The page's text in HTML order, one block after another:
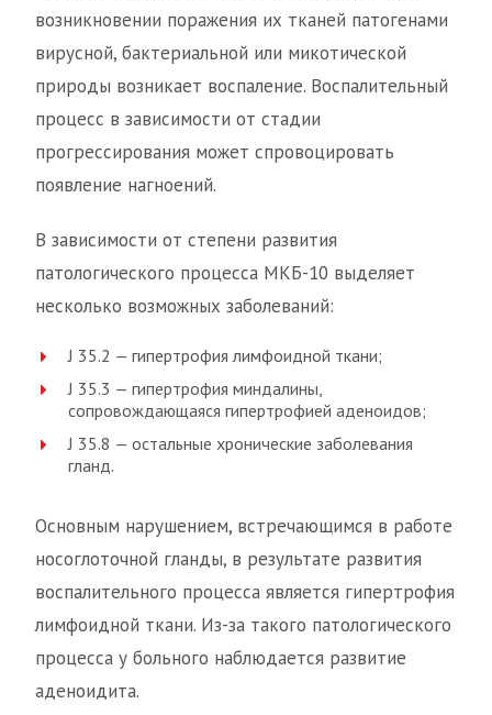
возникновении поражения их тканей патогенами
вирусной, бактериальной или микотической
природы возникает воспаление. Воспалительный
процесс в зависимости от стадии
прогрессирования может спровоцировать
появление нагноений.
В зависимости от степени развития
патологического процесса МКБ-10 выделяет
несколько возможных заболеваний:
J 35.2 — гипертрофия лимфоидной ткани;
J 35.3 — гипертрофия миндалины,
сопровождающаяся гипертрофией аденоидов;
J 35.8 — остальные хронические заболевания
гланд.
Основным нарушением, встречающимся в работе
носоглоточной гланды, в результате развития
воспалительного процесса является гипертрофия
лимфоидной ткани. Из-за такого патологического
процесса у больного наблюдается развитие
аденоидита.